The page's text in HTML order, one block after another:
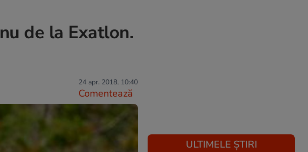
de la Exatlon.
24 apr. 2018, 10:40
Comentează
ULTIMELE ȘTIRI